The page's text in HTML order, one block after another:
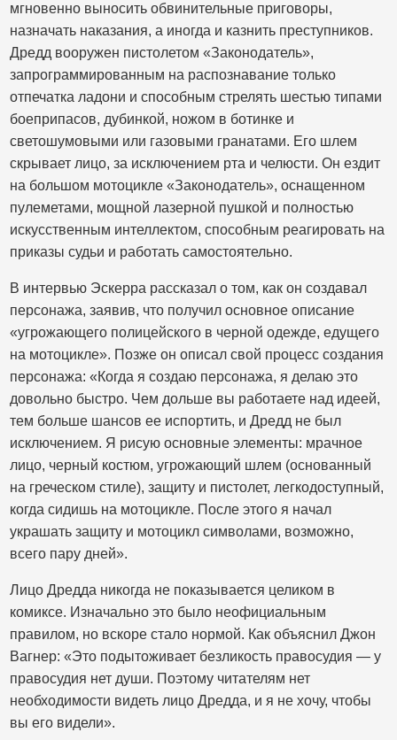
мгновенно выносить обвинительные приговоры,
назначать наказания, а иногда и казнить преступников.
Дредд вооружен пистолетом «Законодатель»,
запрограммированным на распознавание только
отпечатка ладони и способным стрелять шестью типами
боеприпасов, дубинкой, ножом в ботинке и
светошумовыми или газовыми гранатами. Его шлем
скрывает лицо, за исключением рта и челюсти. Он ездит
на большом мотоцикле «Законодатель», оснащенном
пулеметами, мощной лазерной пушкой и полностью
искусственным интеллектом, способным реагировать на
приказы судьи и работать самостоятельно.
В интервью Эскерра рассказал о том, как он создавал
персонажа, заявив, что получил основное описание
«угрожающего полицейского в черной одежде, едущего
на мотоцикле». Позже он описал свой процесс создания
персонажа: «Когда я создаю персонажа, я делаю это
довольно быстро. Чем дольше вы работаете над идеей,
тем больше шансов ее испортить, и Дредд не был
исключением. Я рисую основные элементы: мрачное
лицо, черный костюм, угрожающий шлем (основанный
на греческом стиле), защиту и пистолет, легкодоступный,
когда сидишь на мотоцикле. После этого я начал
украшать защиту и мотоцикл символами, возможно,
всего пару дней».
Лицо Дредда никогда не показывается целиком в
комиксе. Изначально это было неофициальным
правилом, но вскоре стало нормой. Как объяснил Джон
Вагнер: «Это подытоживает безликость правосудия — у
правосудия нет души. Поэтому читателям нет
необходимости видеть лицо Дредда, и я не хочу, чтобы
вы его видели».